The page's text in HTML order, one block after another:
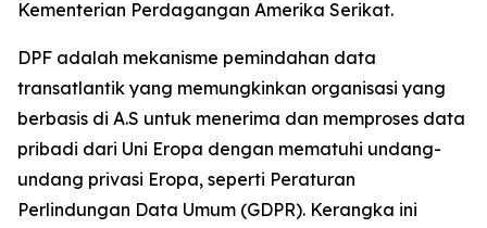
Kementerian Perdagangan Amerika Serikat.
DPF adalah mekanisme pemindahan data
transatlantik yang memungkinkan organisasi yang
berbasis di A.S untuk menerima dan memproses data
pribadi dari Uni Eropa dengan mematuhi undang-
undang privasi Eropa, seperti Peraturan
Perlindungan Data Umum (GDPR). Kerangka ini